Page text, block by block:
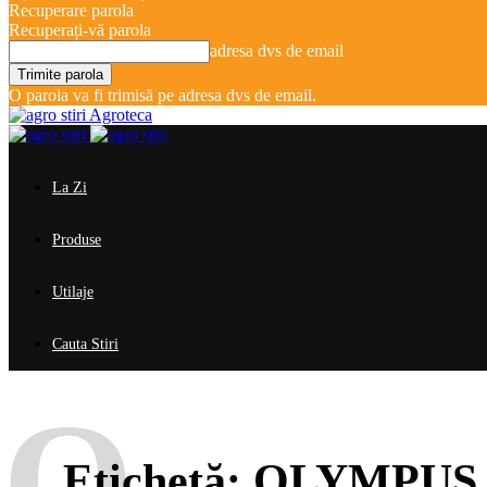
Recuperare parola
Recuperați-vă parola
adresa dvs de email
O parola va fi trimisă pe adresa dvs de email.
Agroteca
La Zi
Produse
Utilaje
Cauta Stiri